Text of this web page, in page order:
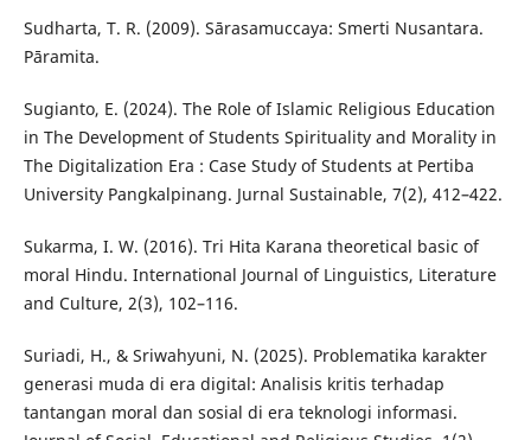
Sudharta, T. R. (2009). Sārasamuccaya: Smerti Nusantara.
Pāramita.
Sugianto, E. (2024). The Role of Islamic Religious Education
in The Development of Students Spirituality and Morality in
The Digitalization Era : Case Study of Students at Pertiba
University Pangkalpinang. Jurnal Sustainable, 7(2), 412–422.
Sukarma, I. W. (2016). Tri Hita Karana theoretical basic of
moral Hindu. International Journal of Linguistics, Literature
and Culture, 2(3), 102–116.
Suriadi, H., & Sriwahyuni, N. (2025). Problematika karakter
generasi muda di era digital: Analisis kritis terhadap
tantangan moral dan sosial di era teknologi informasi.